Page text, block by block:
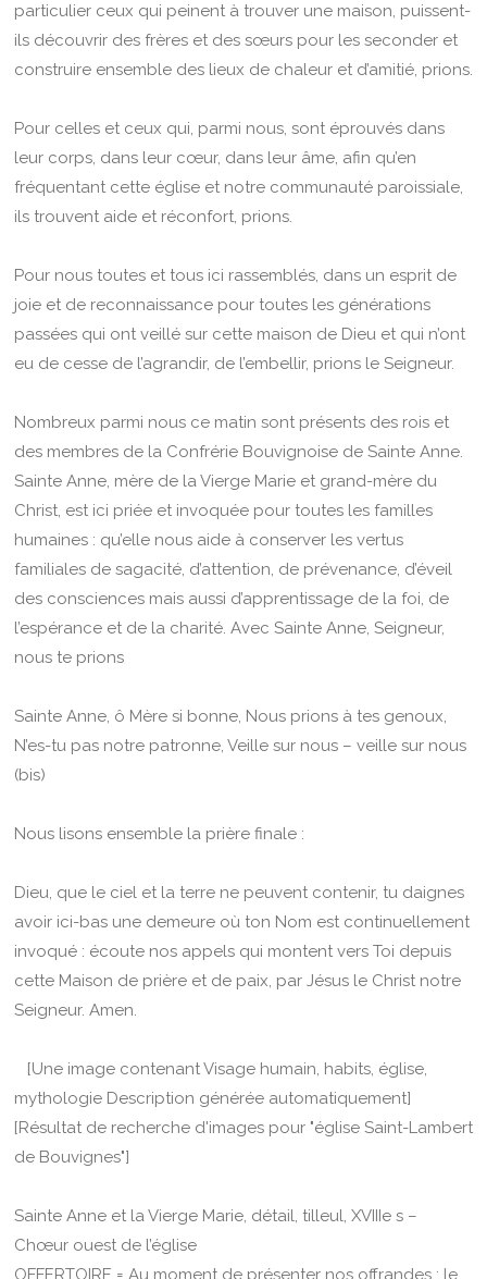
particulier ceux qui peinent à trouver une maison, puissent-
ils découvrir des frères et des sœurs pour les seconder et
construire ensemble des lieux de chaleur et d’amitié, prions.
Pour celles et ceux qui, parmi nous, sont éprouvés dans
leur corps, dans leur cœur, dans leur âme, afin qu’en
fréquentant cette église et notre communauté paroissiale,
ils trouvent aide et réconfort, prions.
Pour nous toutes et tous ici rassemblés, dans un esprit de
joie et de reconnaissance pour toutes les générations
passées qui ont veillé sur cette maison de Dieu et qui n’ont
eu de cesse de l’agrandir, de l’embellir, prions le Seigneur.
Nombreux parmi nous ce matin sont présents des rois et
des membres de la Confrérie Bouvignoise de Sainte Anne.
Sainte Anne, mère de la Vierge Marie et grand-mère du
Christ, est ici priée et invoquée pour toutes les familles
humaines : qu’elle nous aide à conserver les vertus
familiales de sagacité, d’attention, de prévenance, d’éveil
des consciences mais aussi d’apprentissage de la foi, de
l’espérance et de la charité. Avec Sainte Anne, Seigneur,
nous te prions
Sainte Anne, ô Mère si bonne, Nous prions à tes genoux,
N’es-tu pas notre patronne, Veille sur nous – veille sur nous
(bis)
Nous lisons ensemble la prière finale :
Dieu, que le ciel et la terre ne peuvent contenir, tu daignes
avoir ici-bas une demeure où ton Nom est continuellement
invoqué : écoute nos appels qui montent vers Toi depuis
cette Maison de prière et de paix, par Jésus le Christ notre
Seigneur. Amen.
[Une image contenant Visage humain, habits, église,
mythologie Description générée automatiquement]
[Résultat de recherche d'images pour "église Saint-Lambert
de Bouvignes"]
Sainte Anne et la Vierge Marie, détail, tilleul, XVIIIe s –
Chœur ouest de l’église
OFFERTOIRE = Au moment de présenter nos offrandes : le